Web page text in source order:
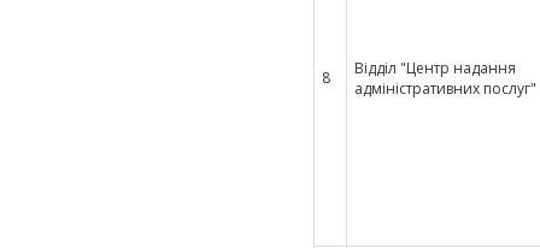
8
Відділ "Центр надання
адміністративних послуг"